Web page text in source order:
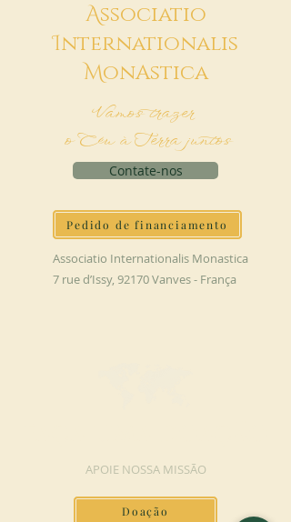
Associatio
Internationalis
MonAstica
Vamos trazer
o Céu à Terra juntos
Contate-nos
Pedido de financiamento
Associatio Internationalis Monastica
7 rue d’Issy, 92170 Vanves - França
APOIE NOSSA MISSÃO
Doação